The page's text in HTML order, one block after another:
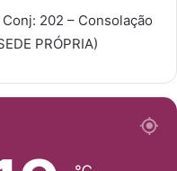
202 – Consolação
PRÓPRIA)